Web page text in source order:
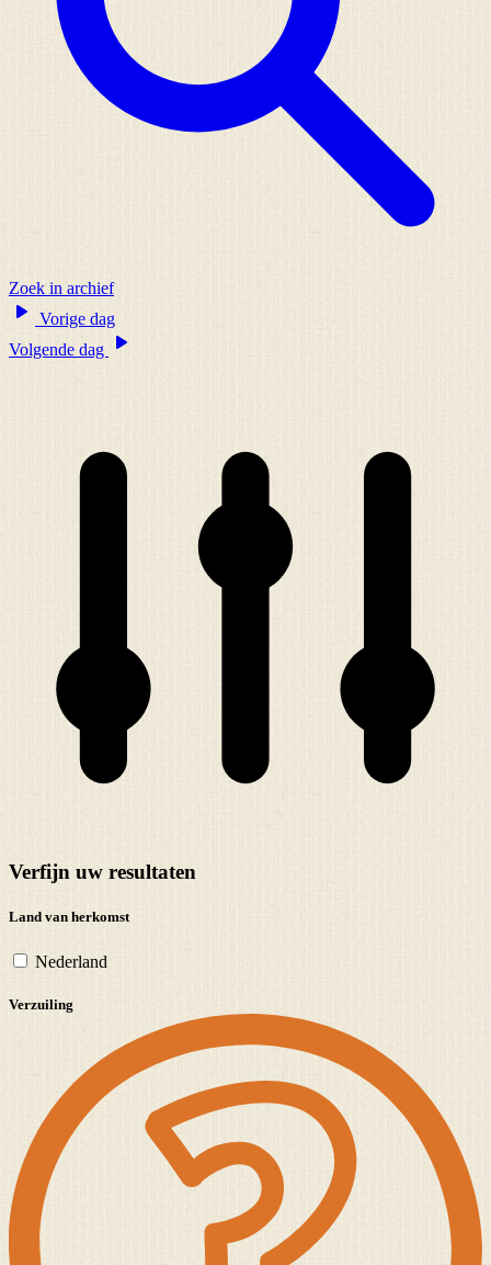
Zoek in archief
Vorige dag
Volgende dag
Verfijn uw resultaten
Land van herkomst
Nederland
Verzuiling